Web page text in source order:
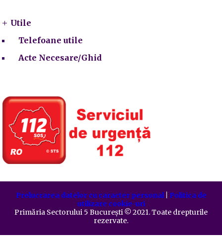
Utile
Telefoane utile
Acte Necesare/Ghid
Prelucrarea datelor cu caracter personal| Politica de
utilizare cookie-uri
Primăria Sectorului 5 București ©️ 2021. Toate drepturile
rezervate.